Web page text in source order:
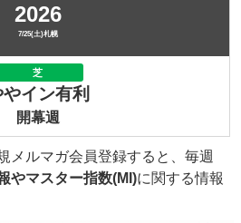
2026
7/25(土)札幌
芝
イン有利
開幕週
メルマガ会員登録すると、毎週
やマスター指数(MI)に関する情報